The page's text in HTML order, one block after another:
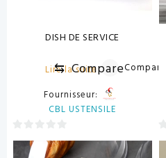
DISH DE SERVICE
Lire la suite
⇆ CompareCompare
Fournisseur:
CBL USTENSILE
0
0